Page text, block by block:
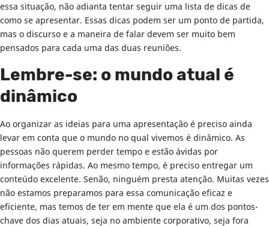
essa situação, não adianta tentar seguir uma lista de dicas de
como se apresentar. Essas dicas podem ser um ponto de partida,
mas o discurso e a maneira de falar devem ser muito bem
pensados para cada uma das duas reuniões.
Lembre-se: o mundo atual é
dinâmico
Ao organizar as ideias para uma apresentação é preciso ainda
levar em conta que o mundo no qual vivemos é dinâmico. As
pessoas não querem perder tempo e estão ávidas por
informações rápidas. Ao mesmo tempo, é preciso entregar um
conteúdo excelente. Senão, ninguém presta atenção. Muitas vezes
não estamos preparamos para essa comunicação eficaz e
eficiente, mas temos de ter em mente que ela é um dos pontos-
chave dos dias atuais, seja no ambiente corporativo, seja fora